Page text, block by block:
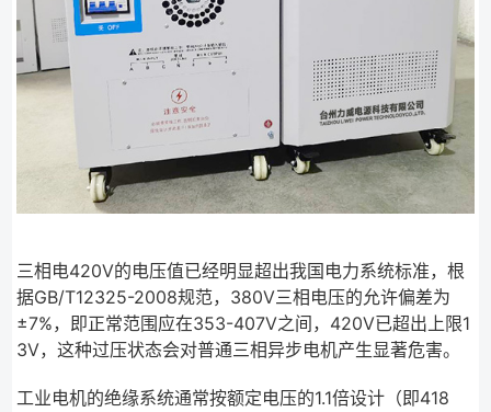
三相电420V的电压值已经明显超出我国电力系统标准，根
据GB/T12325-2008规范，380V三相电压的允许偏差为
±7%，即正常范围应在353-407V之间，420V已超出上限1
3V，这种过压状态会对普通三相异步电机产生显著危害。
工业电机的绝缘系统通常按额定电压的1.1倍设计（即418